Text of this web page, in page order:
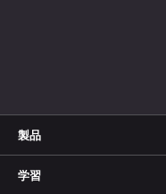
製品
学習